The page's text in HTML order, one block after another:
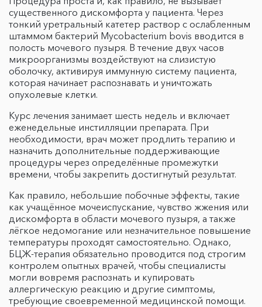
существенного дискомфорта у пациента. Через
тонкий уретральный катетер раствор с ослабленным
штаммом бактерий Mycobacterium bovis вводится в
полость мочевого пузыря. В течение двух часов
микроорганизмы воздействуют на слизистую
оболочку, активируя иммунную систему пациента,
которая начинает распознавать и уничтожать
опухолевые клетки.
Курс лечения занимает шесть недель и включает
еженедельные инстилляции препарата. При
необходимости, врач может продлить терапию и
назначить дополнительные поддерживающие
процедуры через определённые промежутки
времени, чтобы закрепить достигнутый результат.
Как правило, небольшие побочные эффекты, такие
как учащённое мочеиспускание, чувство жжения или
дискомфорта в области мочевого пузыря, а также
лёгкое недомогание или незначительное повышение
температуры проходят самостоятельно. Однако,
БЦЖ-терапия обязательно проводится под строгим
контролем опытных врачей, чтобы специалисты
могли вовремя распознать и купировать
аллергическую реакцию и другие симптомы,
требующие своевременной медицинской помощи.